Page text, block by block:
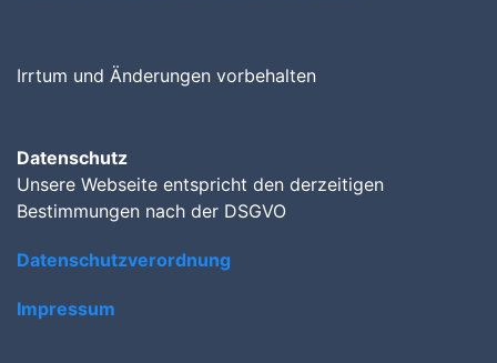
Irrtum und Änderungen vorbehalten
Datenschutz
Unsere Webseite entspricht den derzeitigen
Bestimmungen nach der DSGVO
Datenschutzverordnung
Impressum